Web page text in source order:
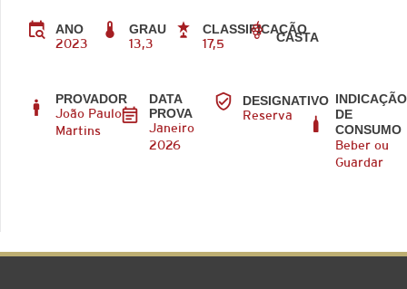
ANO
2023
GRAU
13,3
CLASSIFICAÇÃO
17,5
CASTA
PROVADOR
João Paulo
Martins
DATA
PROVA
Janeiro
2026
DESIGNATIVO
Reserva
INDICAÇÃO
DE
CONSUMO
Beber ou
Guardar